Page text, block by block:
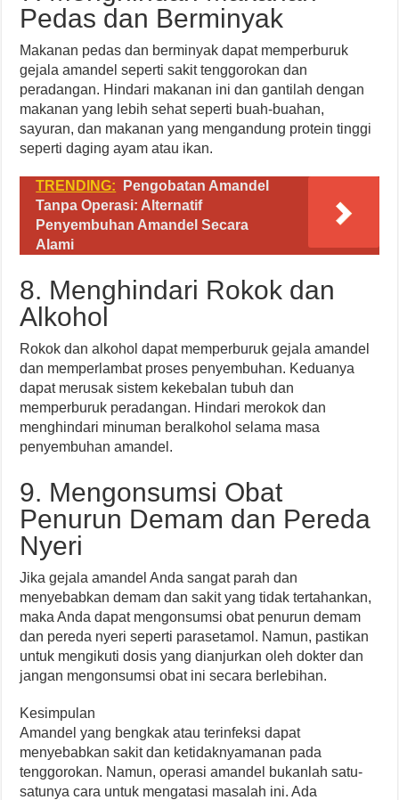
Pedas dan Berminyak
Makanan pedas dan berminyak dapat memperburuk
gejala amandel seperti sakit tenggorokan dan
peradangan. Hindari makanan ini dan gantilah dengan
makanan yang lebih sehat seperti buah-buahan,
sayuran, dan makanan yang mengandung protein tinggi
seperti daging ayam atau ikan.
TRENDING:
Pengobatan Amandel
Tanpa Operasi: Alternatif
Penyembuhan Amandel Secara
Alami
8. Menghindari Rokok dan
Alkohol
Rokok dan alkohol dapat memperburuk gejala amandel
dan memperlambat proses penyembuhan. Keduanya
dapat merusak sistem kekebalan tubuh dan
memperburuk peradangan. Hindari merokok dan
menghindari minuman beralkohol selama masa
penyembuhan amandel.
9. Mengonsumsi Obat
Penurun Demam dan Pereda
Nyeri
Jika gejala amandel Anda sangat parah dan
menyebabkan demam dan sakit yang tidak tertahankan,
maka Anda dapat mengonsumsi obat penurun demam
dan pereda nyeri seperti parasetamol. Namun, pastikan
untuk mengikuti dosis yang dianjurkan oleh dokter dan
jangan mengonsumsi obat ini secara berlebihan.
Kesimpulan
Amandel yang bengkak atau terinfeksi dapat
menyebabkan sakit dan ketidaknyamanan pada
tenggorokan. Namun, operasi amandel bukanlah satu-
satunya cara untuk mengatasi masalah ini. Ada